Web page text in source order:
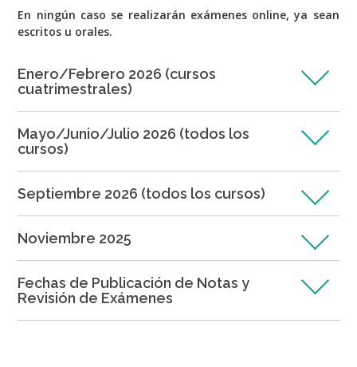
En ningún caso se realizarán exámenes online, ya sean
escritos u orales.
Enero/Febrero 2026 (cursos
cuatrimestrales)
Mayo/Junio/Julio 2026 (todos los
cursos)
Septiembre 2026 (todos los cursos)
Noviembre 2025
Fechas de Publicación de Notas y
Revisión de Exámenes